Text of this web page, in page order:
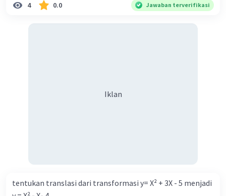
biaya setiap beras karung kecil adalah Rp7.500 dan karung
4 0.0 Jawaban terverifikasi
Iklan
tentukan translasi dari transformasi y= X² + 3X - 5 menjadi